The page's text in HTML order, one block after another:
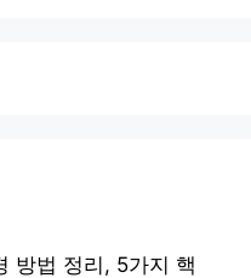
방법 정리, 5가지 핵